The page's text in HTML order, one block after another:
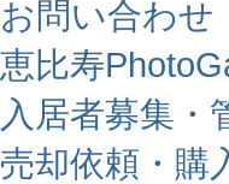
お問い合わせ
恵比寿
入居者募集・
売却依頼・購